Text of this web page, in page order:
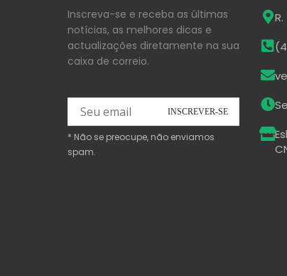
Inscreva-se e receba as últimas
notícias, as melhores dicas e
actualizações diretamente na sua
caixa de correio.
* Não se preocupe, não enviamos
spam.